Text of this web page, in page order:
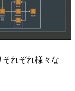
れぞれ様々な